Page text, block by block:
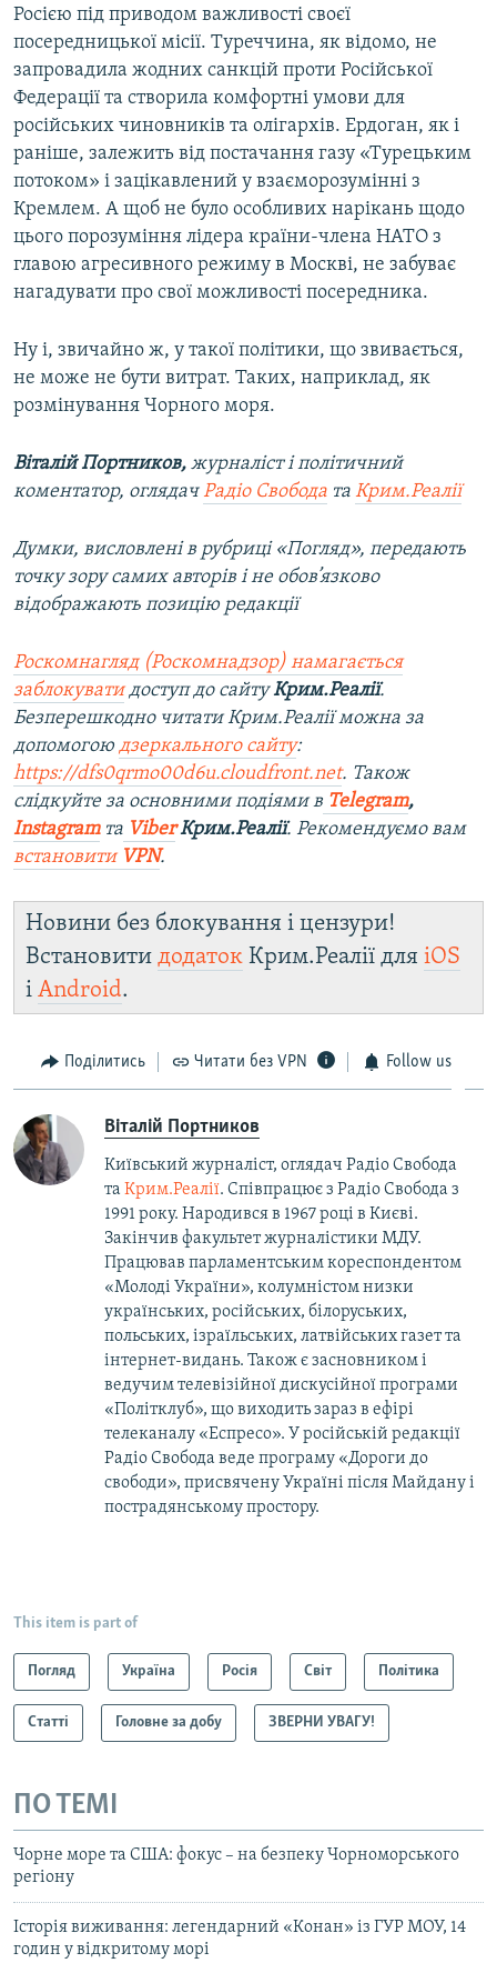
Росією під приводом важливості своєї
посередницької місії. Туреччина, як відомо, не
запровадила жодних санкцій проти Російської
Федерації та створила комфортні умови для
російських чиновників та олігархів. Ердоган, як і
раніше, залежить від постачання газу «Турецьким
потоком» і зацікавлений у взаєморозумінні з
Кремлем. А щоб не було особливих нарікань щодо
цього порозуміння лідера країни-члена НАТО з
главою агресивного режиму в Москві, не забуває
нагадувати про свої можливості посередника.
Ну і, звичайно ж, у такої політики, що звивається,
не може не бути витрат. Таких, наприклад, як
розмінування Чорного моря.
Віталій Портников, журналіст і політичний
коментатор, оглядачРадіо Свобода та Крим.Реалії
Думки, висловлені в рубриці «Погляд», передають
точку зору самих авторів і не обов’язково
відображають позицію редакції
Роскомнагляд (Роскомнадзор) намагається
заблокуватидоступ до сайтуКрим.Реалії.
Безперешкодно читати Крим.Реалії можна за
допомогою дзеркального сайту:
https://dfs0qrmo00d6u.cloudfront.net. Також
слідкуйте за основними подіями в Telegram,
Instagramта ViberКрим.Реалії. Рекомендуємо вам
встановити VPN.
Новини без блокування і цензури!
Встановити додаток Крим.Реалії для iOS
і Android.
Поділитись Читати без VPN Follow us
Віталій Портников
Київський журналіст, оглядач Радіо Свобода
та Крим.Реалії. Співпрацює з Радіо Свобода з
1991 року. Народився в 1967 році в Києві.
Закінчив факультет журналістики МДУ.
Працював парламентським кореспондентом
«Молоді України», колумністом низки
українських, російських, білоруських,
польських, ізраїльських, латвійських газет та
інтернет-видань. Також є засновником і
ведучим телевізійної дискусійної програми
«Політклуб», що виходить зараз в ефірі
телеканалу «Еспресо». У російській редакції
Радіо Свобода веде програму «Дороги до
свободи», присвячену Україні після Майдану і
пострадянському простору.
This item is part of
Погляд Україна Росія Світ Політика
Статті Головне за добу ЗВЕРНИ УВАГУ!
ПО ТЕМІ
Чорне море та США: фокус – на безпеку Чорноморського
регіону
Історія виживання: легендарний «Конан» із ГУР МОУ, 14
годин у відкритому морі